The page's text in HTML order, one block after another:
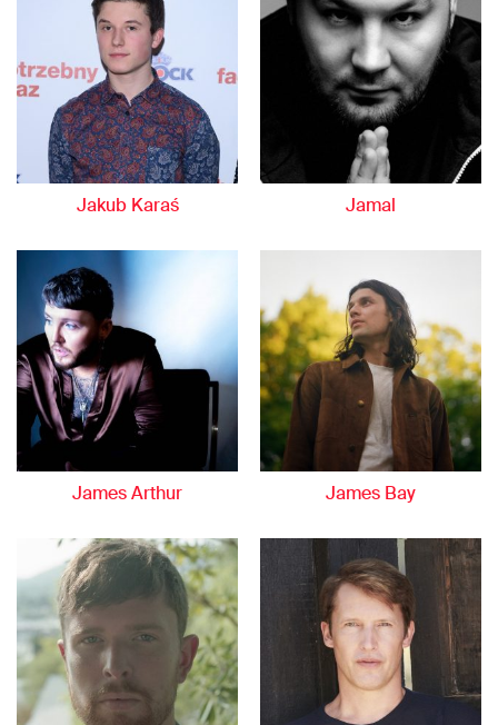
Jakub Karaś Jamal
James Arthur James Bay